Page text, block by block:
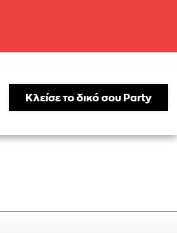
Κλείσε το δικό σου Party